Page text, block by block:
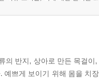
의 반지, 상아로 만든 목걸
예쁘게 보이기 위해 몸을 치